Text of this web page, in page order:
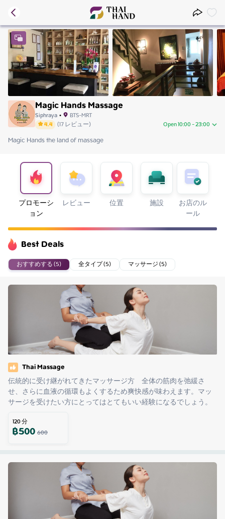
Magic Hands Massage
Siphraya• BTS-MRT
4.4 (17レビュー) Open 10:00 - 23:00
Thursday
Saturday 10:00 - 23:00
Sunday 10:00 - 23:00
Monday 10:00 - 23:00
Tuesday 10:00 - 23:00
Wednesday 10:00 - 23:00
Magic Hands the land of massage
プロモーシ
ョン
レビュー 位置 施設 お店のル
ール
Best Deals
おすすめする (5) 全タイプ (5) マッサージ (5)
Thai Massage
伝統的に受け継がれてきたマッサージ方　全体の筋肉を弛緩さ
せ、さらに血液の循環もよくするため爽快感が味わえます。マッ
サージを受けたい方にとってはとてもいい経験になるでしょう。
120分
฿500600